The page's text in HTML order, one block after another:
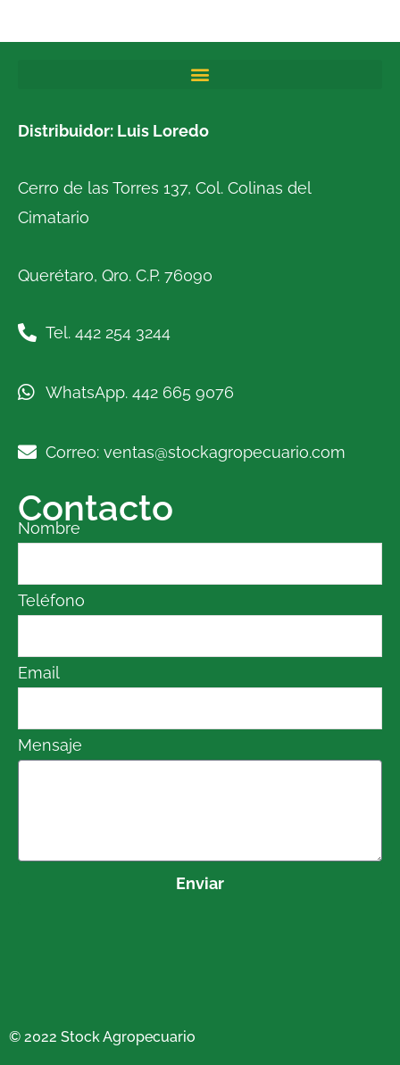
Distribuidor: Luis Loredo
Cerro de las Torres 137, Col. Colinas del
Cimatario
Querétaro, Qro. C.P. 76090
Tel. 442 254 3244
WhatsApp. 442 665 9076
Correo: ventas@stockagropecuario.com
Contacto
Nombre
Teléfono
Email
Mensaje
Enviar
© 2022 Stock Agropecuario